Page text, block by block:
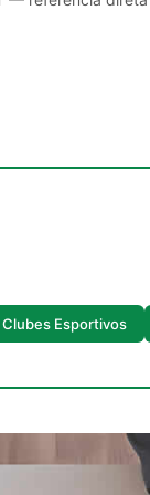
Clubes Esportivos